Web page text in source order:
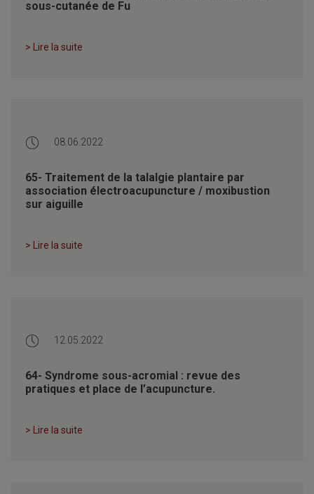
sous-cutanée de Fu
> Lire la suite
08.06.2022
65- Traitement de la talalgie plantaire par
association électroacupuncture / moxibustion
sur aiguille
> Lire la suite
12.05.2022
64- Syndrome sous-acromial : revue des
pratiques et place de l’acupuncture.
> Lire la suite